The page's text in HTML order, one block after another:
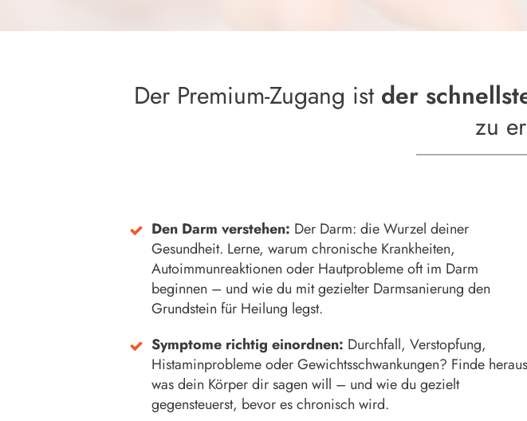
Der Premium-Zugang ist der
zu
Den Darm verstehen: Der Darm: die Wurzel deiner
Gesundheit. Lerne, warum chronische Krankheiten,
Autoimmunreaktionen oder Hautprobleme oft im Darm
beginnen – und wie du mit gezielter Darmsanierung den
Grundstein für Heilung legst.
Symptome richtig einordnen: Durchfall, Verstopfung,
Histaminprobleme oder Gewichtsschwankungen? Finde
was dein Körper dir sagen will – und wie du gezielt
gegensteuerst, bevor es chronisch wird.